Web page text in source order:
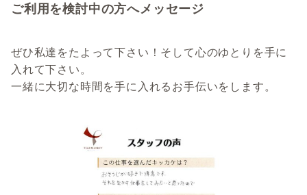
ご利用を検討中の方へメッセージ
ぜひ私達をたよって下さい！そして心のゆとりを手に
入れて下さい。
一緒に大切な時間を手に入れるお手伝いをします。